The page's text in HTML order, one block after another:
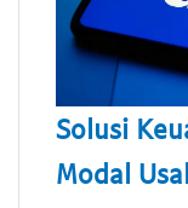
Solusi
Modal